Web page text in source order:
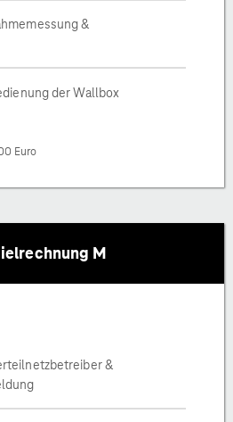
&
der Wallbox
Euro
M
&